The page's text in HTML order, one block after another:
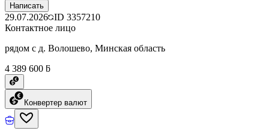
Написать
29.07.2026 ID 3357210
Контактное лицо
рядом с д. Волошево, Минская область
4 389 600 ƃ
Конвертер валют